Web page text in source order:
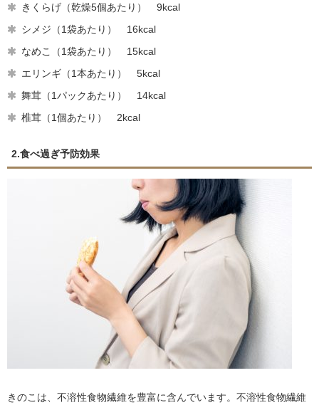
きくらげ（乾燥5個あたり） 9kcal
シメジ（1袋あたり） 16kcal
なめこ（1袋あたり） 15kcal
エリンギ（1本あたり） 5kcal
舞茸（1パックあたり） 14kcal
椎茸（1個あたり） 2kcal
2.食べ過ぎ予防効果
きのこは、不溶性食物繊維を豊富に含んでいます。不溶性食物繊維